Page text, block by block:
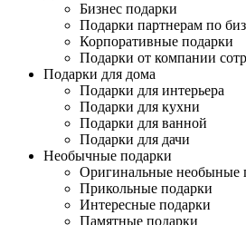
Бизнес подарки
Подарки партнерам по
Корпоративные подарки
Подарки от компании
Подарки для дома
Подарки для интерьера
Подарки для кухни
Подарки для ванной
Подарки для дачи
Необычные подарки
Оригинальные необыные
Прикольные подарки
Интересные подарки
Памятные подарки